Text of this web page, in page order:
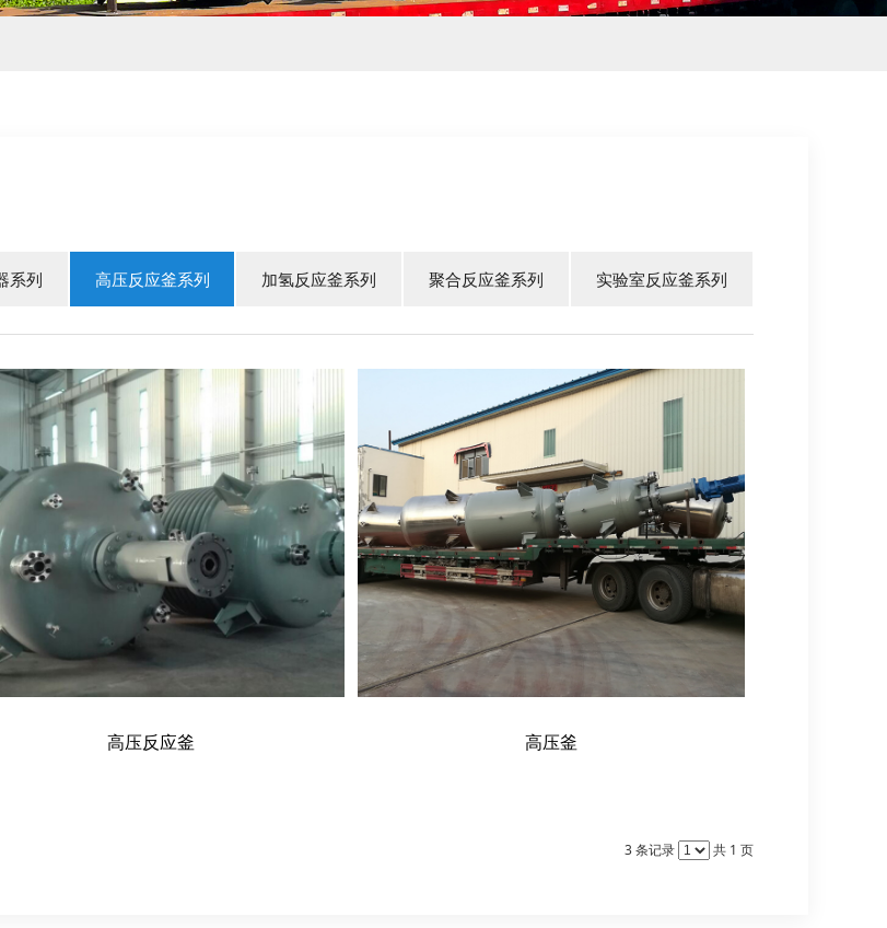
系列 高压反应釜系列 加氢反应釜系列 聚合反应釜系列 实验室反应釜系列
高压反应釜 高压釜
3 条记录 共 1 页